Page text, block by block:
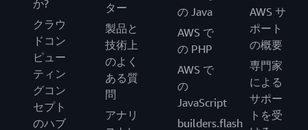
か?
クラウ
ドコン
ピュー
ティン
グコン
セプト
のハブ
ター
製品と
技術上
のよく
ある質
問
アナリ
の Java
AWS で
の PHP
AWS で
の
JavaScript
builders.flash
AWS サ
ポート
の概要
専門家
による
サポー
トを受